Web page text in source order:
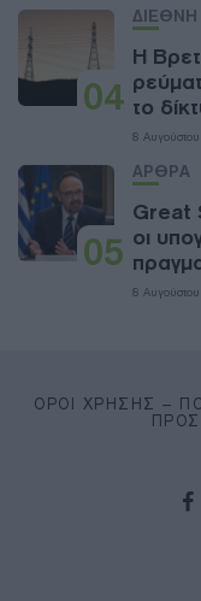
04
ΔΙΕΘΝΗ
Η
το
8
05
ΑΡΘΡΑ
Great
οι
8
ΌΡΟΙ ΧΡΉΣΗΣ –